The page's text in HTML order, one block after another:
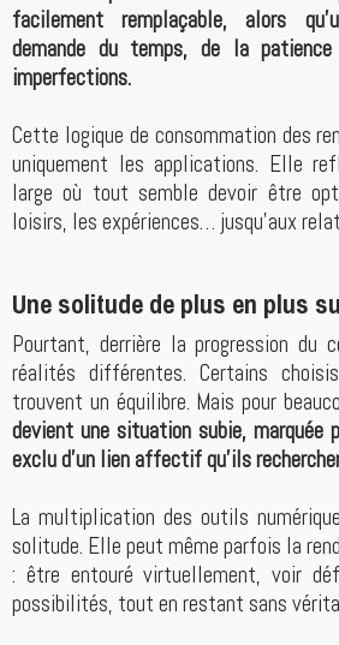
facilement remplaçable, alors
demande du temps, de la
imperfections.
Cette logique de consommation des
uniquement les applications. Elle
large où tout semble devoir être
loisirs, les expériences… jusqu’aux
Une solitude de plus en plus
Pourtant, derrière la progression du
réalités différentes. Certains
trouvent un équilibre. Mais pour
devient une situation subie, marquée
exclu d’un lien affectif qu’ils
La multiplication des outils
solitude. Elle peut même parfois la
: être entouré virtuellement, voir
possibilités, tout en restant sans